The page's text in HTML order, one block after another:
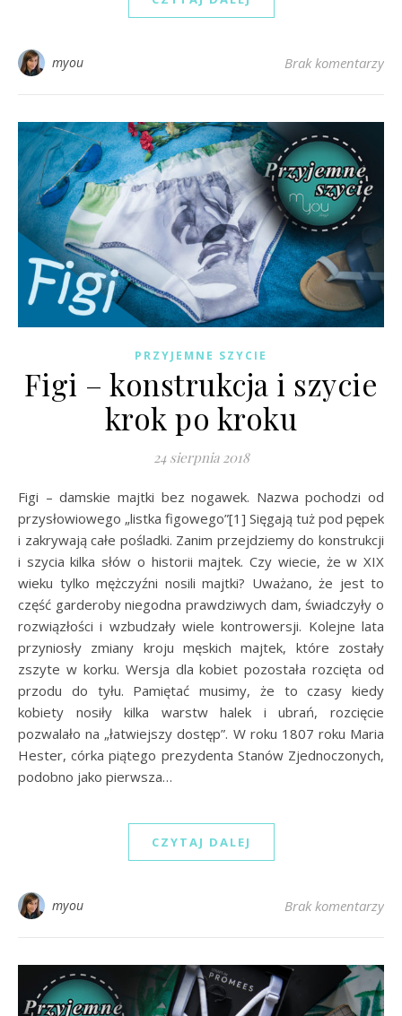
myou Brak komentarzy
PRZYJEMNE SZYCIE
Figi – konstrukcja i szycie
krok po kroku
24 sierpnia 2018
Figi – damskie majtki bez nogawek. Nazwa pochodzi od
przysłowiowego „listka figowego”[1] Sięgają tuż pod pępek
i zakrywają całe pośladki. Zanim przejdziemy do konstrukcji
i szycia kilka słów o historii majtek. Czy wiecie, że w XIX
wieku tylko mężczyźni nosili majtki? Uważano, że jest to
część garderoby niegodna prawdziwych dam, świadczyły o
rozwiązłości i wzbudzały wiele kontrowersji. Kolejne lata
przyniosły zmiany kroju męskich majtek, które zostały
zszyte w korku. Wersja dla kobiet pozostała rozcięta od
przodu do tyłu. Pamiętać musimy, że to czasy kiedy
kobiety nosiły kilka warstw halek i ubrań, rozcięcie
pozwalało na „łatwiejszy dostęp”. W roku 1807 roku Maria
Hester, córka piątego prezydenta Stanów Zjednoczonych,
podobno jako pierwsza…
CZYTAJ DALEJ
myou Brak komentarzy